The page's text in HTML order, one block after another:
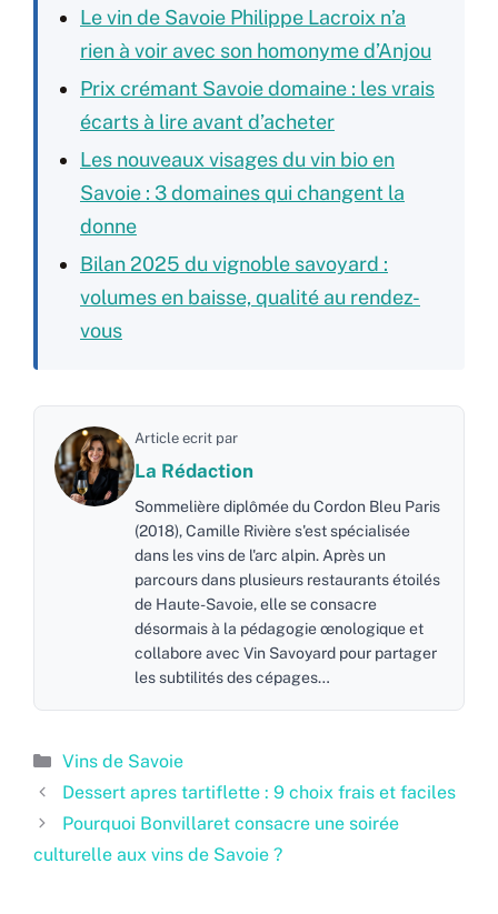
Le vin de Savoie Philippe Lacroix n’a
rien à voir avec son homonyme d’Anjou
Prix crémant Savoie domaine : les vrais
écarts à lire avant d’acheter
Les nouveaux visages du vin bio en
Savoie : 3 domaines qui changent la
donne
Bilan 2025 du vignoble savoyard :
volumes en baisse, qualité au rendez-
vous
Article ecrit par
La Rédaction
Sommelière diplômée du Cordon Bleu Paris
(2018), Camille Rivière s'est spécialisée
dans les vins de l'arc alpin. Après un
parcours dans plusieurs restaurants étoilés
de Haute-Savoie, elle se consacre
désormais à la pédagogie œnologique et
collabore avec Vin Savoyard pour partager
les subtilités des cépages…
Catégories
Vins de Savoie
Dessert apres tartiflette : 9 choix frais et faciles
Pourquoi Bonvillaret consacre une soirée
culturelle aux vins de Savoie ?